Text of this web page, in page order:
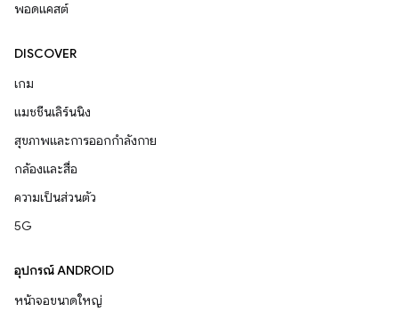
พอดแคสต์
DISCOVER
เกม
แมชชีนเลิร์นนิง
สุขภาพและการออกกำลังกาย
กล้องและสื่อ
ความเป็นส่วนตัว
5G
อุปกรณ์ ANDROID
หน้าจอขนาดใหญ่